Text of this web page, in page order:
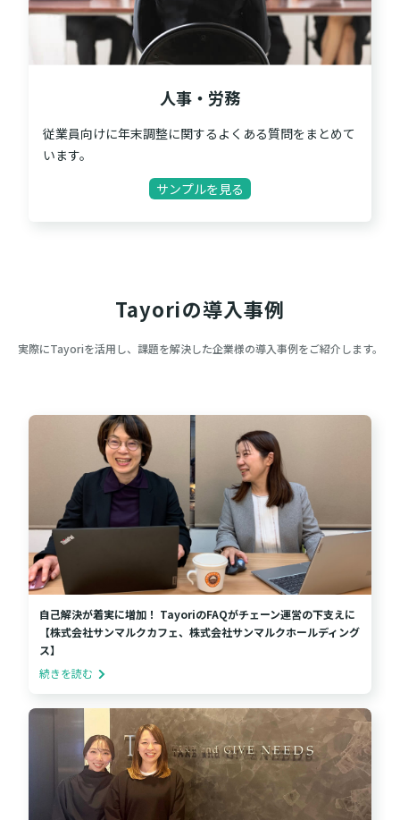
人事・労務
従業員向けに年末調整に関するよくある質問をまとめて
います。
サンプルを見る
Tayoriの導入事例
実際にTayoriを活用し、課題を解決した企業様の導入事例をご紹介します。
自己解決が着実に増加！ TayoriのFAQがチェーン運営の下支えに
【株式会社サンマルクカフェ、株式会社サンマルクホールディング
ス】
続きを読む